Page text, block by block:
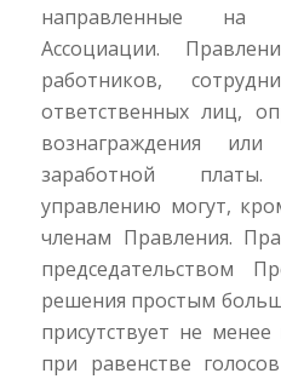
направленные на
Ассоциации.
работников,
ответственных лиц,
вознаграждения
заработной
управлению могут,
членам Правления.
председательством
решения простым
присутствует не
при равенстве